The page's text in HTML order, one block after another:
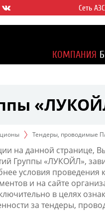
вертикально
компаний в
более 2%
1% доказанных
Сеть АЗС
КОМПАНИЯ
Тендеры, проводимые
на данной странице,
Группы «ЛУКОЙЛ»,
условия проведения
и на сайте
в целях
за тендеры,